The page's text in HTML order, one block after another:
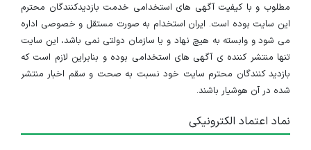
۳ سال پیش منقضی شده
استخدام نگهبان و انتظامات
اصفهان
مطلوب و با کیفیت آگهی های استخدامی خدمت بازدیدکنندگان محترم
این سایت بوده است. ایران استخدام به صورت مستقل و خصوصی اداره
می شود و وابسته به هیچ نهاد و یا سازمان دولتی نمی باشد، این سایت
تنها منتشر کننده ی آگهی های استخدامی بوده و بنابراین لازم است که
بازدید کنندگان محترم سایت خود نسبت به صحت و سقم اخبار منتشر
شده در آن هوشیار باشند.
نماد اعتماد الکترونیکی